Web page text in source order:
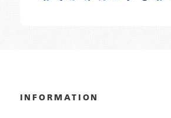
INFORMATION